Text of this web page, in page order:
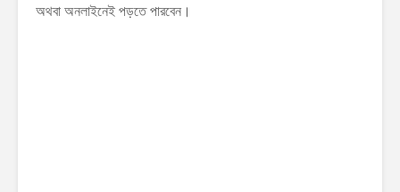
অথবা অনলাইনেই পড়তে পারবেন।